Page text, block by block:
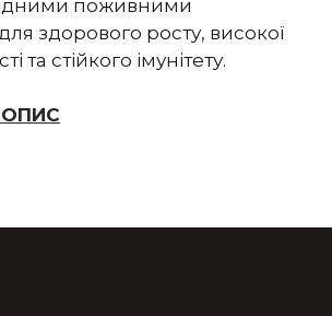
поживними
здорового росту, високої
та стійкого імунітету.